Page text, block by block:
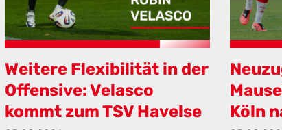
Weitere Flexibilität in der
Offensive: Velasco
kommt zum TSV Havelse
Köln